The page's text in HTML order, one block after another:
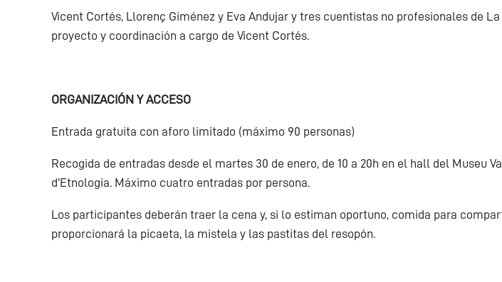
Vicent Cortés, Llorenç Giménez y Eva Andujar y tres cuentistas no profesionales de
proyecto y coordinación a cargo de Vicent Cortés.
ORGANIZACIÓN Y ACCESO
Entrada gratuita con aforo limitado (máximo 90 personas)
Recogida de entradas desde el martes 30 de enero, de 10 a 20h en el hall del Museu
d’Etnologia. Máximo cuatro entradas por persona.
Los participantes deberán traer la cena y, si lo estiman oportuno, comida para
proporcionará la picaeta, la mistela y las pastitas del resopón.